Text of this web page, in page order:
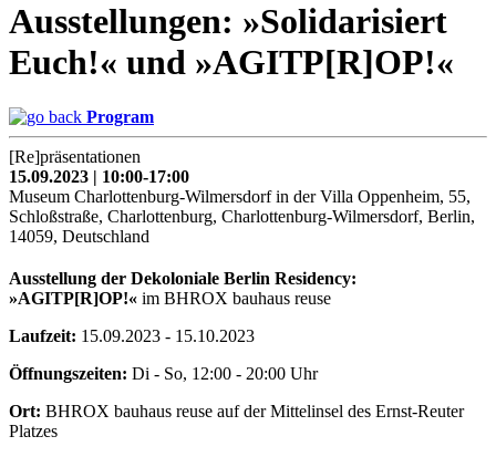
Ausstellungen: »Solidarisiert
Euch!« und »AGITP[R]OP!«
Program
[Re]präsentationen
15.09.2023 | 10:00-17:00
Museum Charlottenburg-Wilmersdorf in der Villa Oppenheim, 55,
Schloßstraße, Charlottenburg, Charlottenburg-Wilmersdorf, Berlin,
14059, Deutschland
Ausstellung der Dekoloniale Berlin Residency:
»AGITP[R]OP!« im BHROX bauhaus reuse
Laufzeit: 15.09.2023 - 15.10.2023
Öffnungszeiten: Di - So, 12:00 - 20:00 Uhr
Ort: BHROX bauhaus reuse auf der Mittelinsel des Ernst-Reuter
Platzes